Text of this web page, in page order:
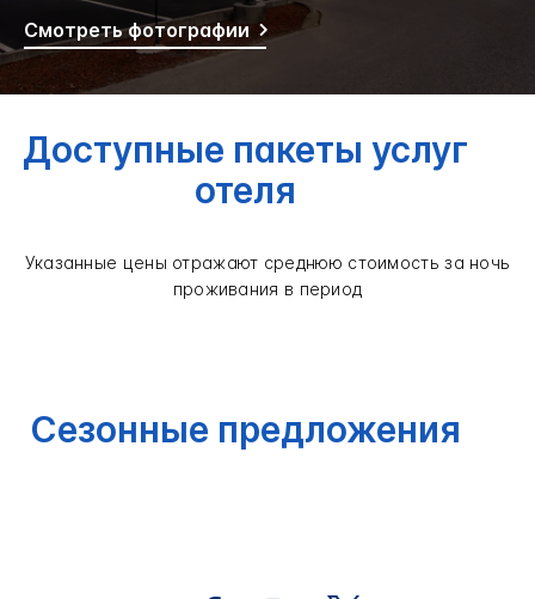
Смотреть фотографии
Доступные пакеты услуг
отеля
Указанные цены отражают среднюю стоимость за ночь
проживания в период
Сезонные предложения